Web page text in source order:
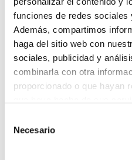
funciones de redes sociales
Además, compartimos
haga del sitio web con
sociales, publicidad y
combinarla con otra
proporcionado o que hayan
Necesario
cuarto de baño
19/06/2018 | ¡Aquí hay
Te presentamos